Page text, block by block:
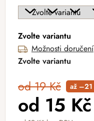
Zvolte variantu
Možnosti doručení
Zvolte variantu
od 19 Kč až –21
od 15 Kč